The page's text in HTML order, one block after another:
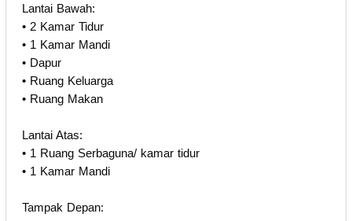
Lantai Bawah:
• 2 Kamar Tidur
• 1 Kamar Mandi
• Dapur
• Ruang Keluarga
• Ruang Makan
Lantai Atas:
• 1 Ruang Serbaguna/ kamar tidur
• 1 Kamar Mandi
Tampak Depan: